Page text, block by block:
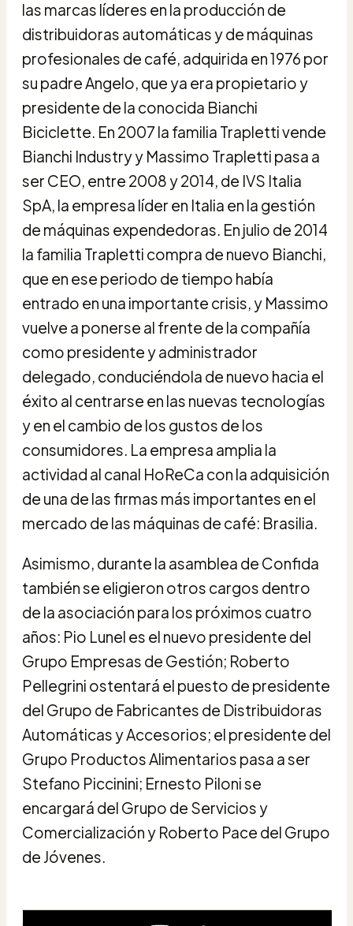
las marcas líderes en la producción de
distribuidoras automáticas y de máquinas
profesionales de café, adquirida en 1976 por
su padre Angelo, que ya era propietario y
presidente de la conocida Bianchi
Biciclette. En 2007 la familia Trapletti vende
Bianchi Industry y Massimo Trapletti pasa a
ser CEO, entre 2008 y 2014, de IVS Italia
SpA, la empresa líder en Italia en la gestión
de máquinas expendedoras. En julio de 2014
la familia Trapletti compra de nuevo Bianchi,
que en ese periodo de tiempo había
entrado en una importante crisis, y Massimo
vuelve a ponerse al frente de la compañía
como presidente y administrador
delegado, conduciéndola de nuevo hacia el
éxito al centrarse en las nuevas tecnologías
y en el cambio de los gustos de los
consumidores. La empresa amplia la
actividad al canal HoReCa con la adquisición
de una de las firmas más importantes en el
mercado de las máquinas de café: Brasilia.
Asimismo, durante la asamblea de Confida
también se eligieron otros cargos dentro
de la asociación para los próximos cuatro
años: Pio Lunel es el nuevo presidente del
Grupo Empresas de Gestión; Roberto
Pellegrini ostentará el puesto de presidente
del Grupo de Fabricantes de Distribuidoras
Automáticas y Accesorios; el presidente del
Grupo Productos Alimentarios pasa a ser
Stefano Piccinini; Ernesto Piloni se
encargará del Grupo de Servicios y
Comercialización y Roberto Pace del Grupo
de Jóvenes.